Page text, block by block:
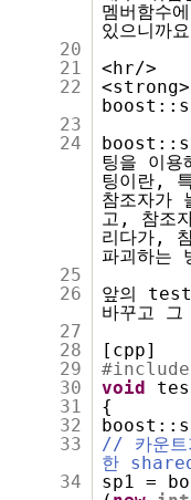
멤버함수
있으니까
20
21
<hr/>
22
23
24
팅을 이용
팅이란,
참조자가
고, 참조
리다가,
파괴하는
25
26
앞의
바꾸고 그
27
28
[cpp]
29
30
void
31
{
32
33
// 카운트
한
34
sp1 =